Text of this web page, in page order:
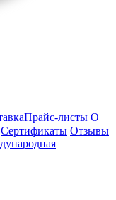
Прайс-листы О
Сертификаты Отзывы